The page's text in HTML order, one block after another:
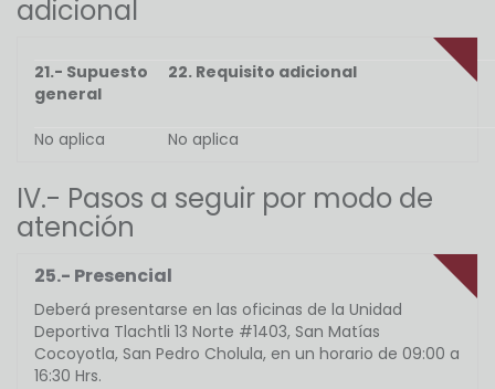
adicional
21.- Supuesto
general
22. Requisito adicional
No aplica No aplica
IV.- Pasos a seguir por modo de
atención
25.- Presencial
Deberá presentarse en las oficinas de la Unidad
Deportiva Tlachtli 13 Norte #1403, San Matías
Cocoyotla, San Pedro Cholula, en un horario de 09:00 a
16:30 Hrs.